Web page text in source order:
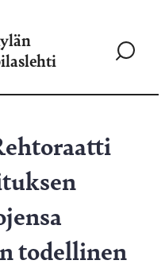
Siirry
todellinen